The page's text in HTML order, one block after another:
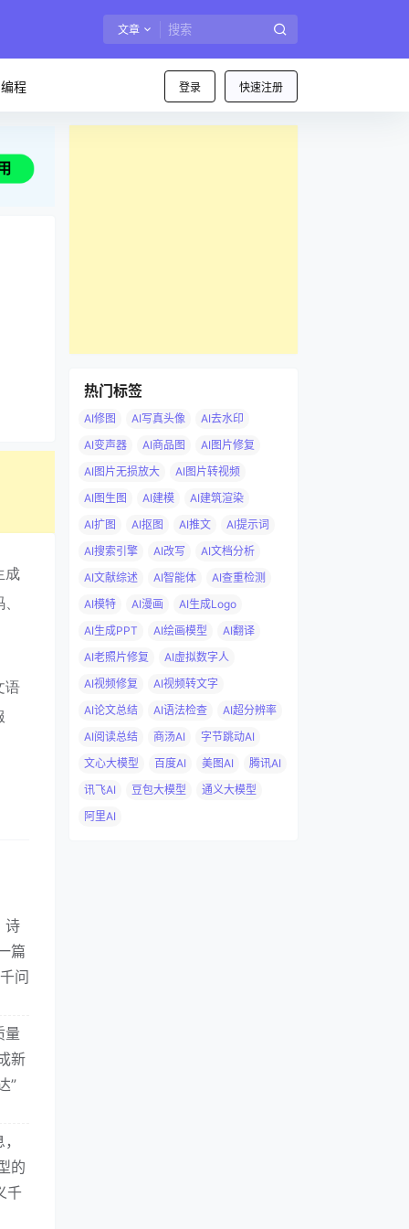
文章
登录 快速注册
程
成
语
诗
篇
问
量
新
”
的
千
热门标签
AI修图 AI写真头像
AI去水印
AI变声器
AI商品图
AI图片修复
AI图片无损放大
AI图片转视频
AI图生图
AI建模
AI建筑渲染
AI扩图
AI抠图 AI推文
AI提示词
AI搜索引擎
AI改写
AI文档分析
AI文献综述
AI智能体
AI查重检测
AI模特
AI漫画
AI生成Logo
AI生成PPT
AI绘画模型
AI翻译
AI老照片修复
AI虚拟数字人
AI视频修复
AI视频转文字
AI论文总结
AI语法检查
AI超分辨率
AI阅读总结
商汤AI
字节跳动AI
文心大模型
百度AI 美图AI
腾讯AI
讯飞AI
豆包大模型
通义大模型
阿里AI